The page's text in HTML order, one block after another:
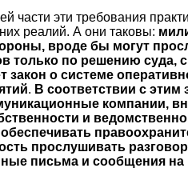
части эти требования
реалий. А они таковы:
вроде бы могут
только по решению суда,
закон о системе
. В соответствии с этим
компании,
и
прослушивать
письма и сообщения на